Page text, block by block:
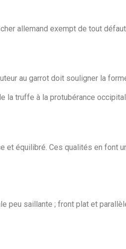
allemand exempt de tout
au garrot doit souligner la
la truffe à la protubérance
et équilibré. Ces qualités en font
peu saillante ; front plat et